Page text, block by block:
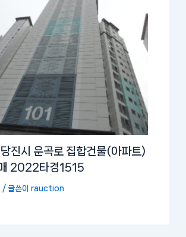
진시 운곡로 집합건물(아파트)
2022타경1515
/ 글쓴이rauction